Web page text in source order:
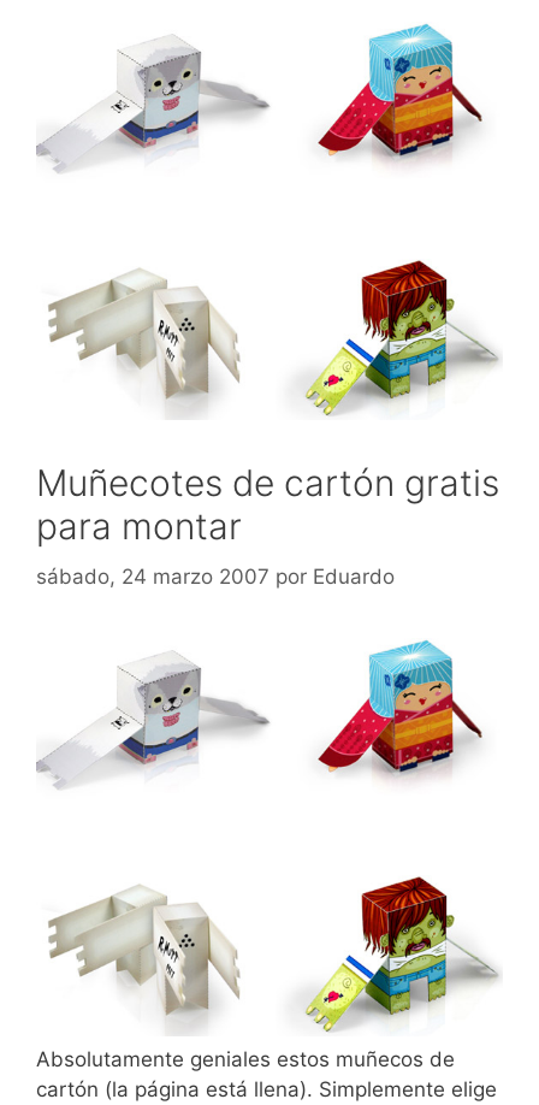
Muñecotes de cartón gratis
para montar
sábado, 24 marzo 2007 por Eduardo
Absolutamente geniales estos muñecos de
cartón (la página está llena). Simplemente elige